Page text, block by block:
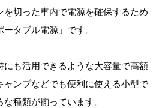
を切った車内で電源を確保するため
タブル電源」です。
にも活用できるような大容量で高額
ャンプなどでも便利に使える小型で
種類が揃っています。